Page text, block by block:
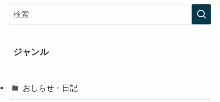
ジャンル
おしらせ・日記